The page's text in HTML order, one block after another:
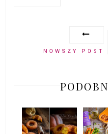
NOWSZY POST